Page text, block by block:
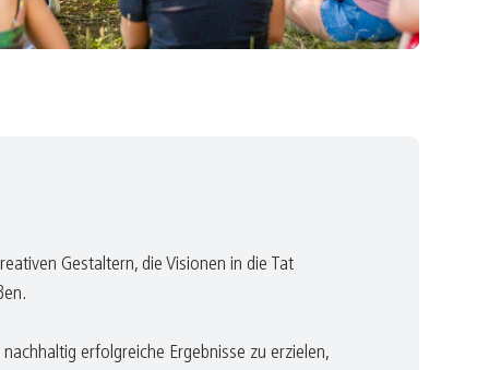
Gestaltern, die Visionen in die Tat
erfolgreiche Ergebnisse zu erzielen,